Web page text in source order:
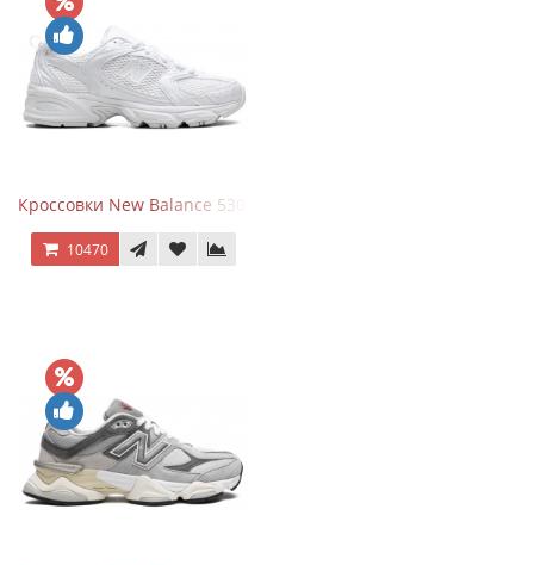
Кроссовки New Balance 530 Total White Silver
10470